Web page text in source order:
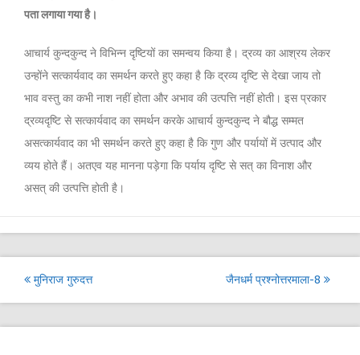
पता लगाया गया है।
आचार्य कुन्दकुन्द ने विभिन्न दृष्टियों का समन्वय किया है। द्रव्य का आश्रय लेकर
उन्होंने सत्कार्यवाद का समर्थन करते हुए कहा है कि द्रव्य दृष्टि से देखा जाय तो
भाव वस्तु का कभी नाश नहीं होता और अभाव की उत्पत्ति नहीं होती। इस प्रकार
द्रव्यदृष्टि से सत्कार्यवाद का समर्थन करके आचार्य कुन्दकुन्द ने बौद्ध सम्मत
असत्कार्यवाद का भी समर्थन करते हुए कहा है कि गुण और पर्यायों में उत्पाद और
व्यय होते हैं। अतएव यह मानना पड़ेगा कि पर्याय दृष्टि से सत् का विनाश और
असत् की उत्पत्ति होती है।
Post
navigation
मुनिराज गुरुदत्त जैनधर्म प्रश्नोत्तरमाला-8